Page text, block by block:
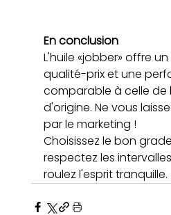
En conclusion
L'huile «jobber» offre
qualité-prix et une
comparable à celle de
d'origine. Ne vous
par le marketing !
Choisissez le bon
respectez les
roulez l'esprit tranquille.